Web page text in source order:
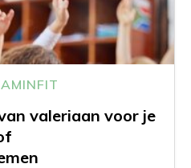
valeriaan voor je